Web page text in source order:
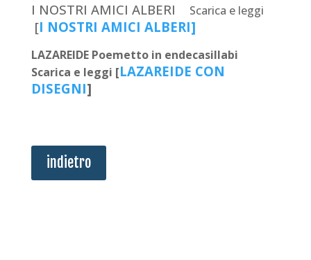
I NOSTRI AMICI ALBERI
Scarica e leggi
[I NOSTRI AMICI ALBERI]
LAZAREIDE Poemetto in endecasillabi
Scarica e leggi [LAZAREIDE CON
DISEGNI]
indietro